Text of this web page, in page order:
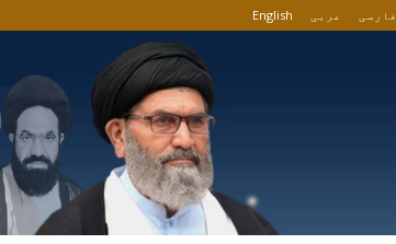
English عربی فارسی